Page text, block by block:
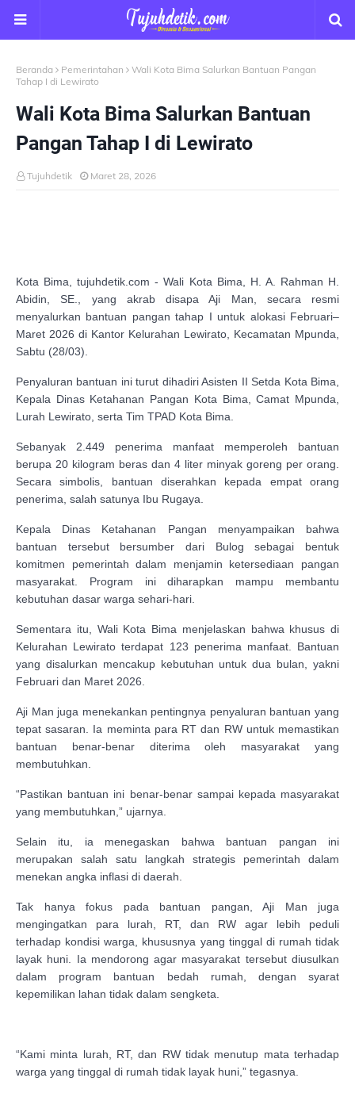
Beranda Pemerintahan
Wali Kota Bima Salurkan Bantuan Pangan
Tahap I di Lewirato
Wali Kota Bima Salurkan Bantuan
Pangan Tahap I di Lewirato
Tujuhdetik Maret 28, 2026
Kota Bima, tujuhdetik.com - Wali Kota Bima, H. A. Rahman H.
Abidin, SE., yang akrab disapa Aji Man, secara resmi
menyalurkan bantuan pangan tahap I untuk alokasi Februari–
Maret 2026 di Kantor Kelurahan Lewirato, Kecamatan Mpunda,
Sabtu (28/03).
Penyaluran bantuan ini turut dihadiri Asisten II Setda Kota Bima,
Kepala Dinas Ketahanan Pangan Kota Bima, Camat Mpunda,
Lurah Lewirato, serta Tim TPAD Kota Bima.
Sebanyak 2.449 penerima manfaat memperoleh bantuan
berupa 20 kilogram beras dan 4 liter minyak goreng per orang.
Secara simbolis, bantuan diserahkan kepada empat orang
penerima, salah satunya Ibu Rugaya.
Kepala Dinas Ketahanan Pangan menyampaikan bahwa
bantuan tersebut bersumber dari Bulog sebagai bentuk
komitmen pemerintah dalam menjamin ketersediaan pangan
masyarakat. Program ini diharapkan mampu membantu
kebutuhan dasar warga sehari-hari.
Sementara itu, Wali Kota Bima menjelaskan bahwa khusus di
Kelurahan Lewirato terdapat 123 penerima manfaat. Bantuan
yang disalurkan mencakup kebutuhan untuk dua bulan, yakni
Februari dan Maret 2026.
Aji Man juga menekankan pentingnya penyaluran bantuan yang
tepat sasaran. Ia meminta para RT dan RW untuk memastikan
bantuan benar-benar diterima oleh masyarakat yang
membutuhkan.
“Pastikan bantuan ini benar-benar sampai kepada masyarakat
yang membutuhkan,” ujarnya.
Selain itu, ia menegaskan bahwa bantuan pangan ini
merupakan salah satu langkah strategis pemerintah dalam
menekan angka inflasi di daerah.
Tak hanya fokus pada bantuan pangan, Aji Man juga
mengingatkan para lurah, RT, dan RW agar lebih peduli
terhadap kondisi warga, khususnya yang tinggal di rumah tidak
layak huni. Ia mendorong agar masyarakat tersebut diusulkan
dalam program bantuan bedah rumah, dengan syarat
kepemilikan lahan tidak dalam sengketa.
“Kami minta lurah, RT, dan RW tidak menutup mata terhadap
warga yang tinggal di rumah tidak layak huni,” tegasnya.